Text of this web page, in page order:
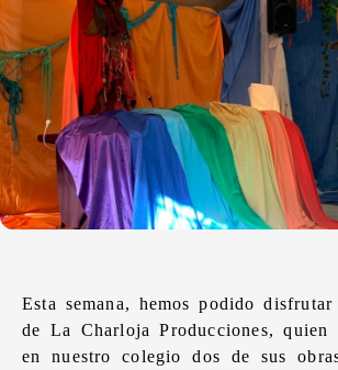
Esta semana, hemos podido
de La Charloja Producciones, quien
en nuestro colegio dos de sus